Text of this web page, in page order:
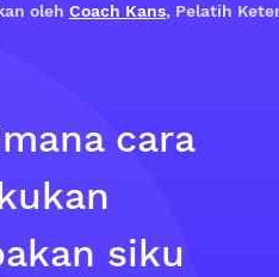
oleh Coach Kans, Pelatih
cara
siku